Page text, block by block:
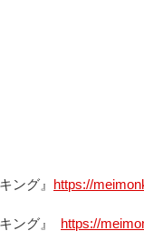
ング』 https://
ング』 https://